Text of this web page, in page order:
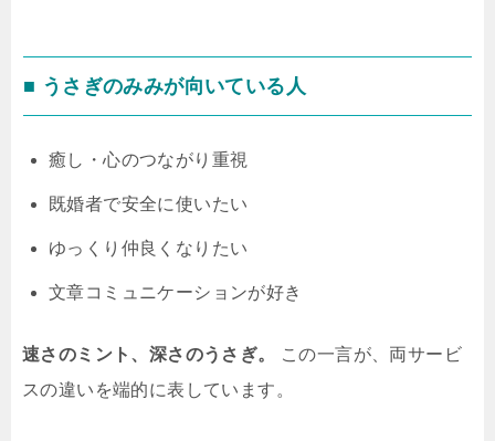
■ うさぎのみみが向いている人
癒し・心のつながり重視
既婚者で安全に使いたい
ゆっくり仲良くなりたい
文章コミュニケーションが好き
速さのミント、深さのうさぎ。
この一言が、両サービ
スの違いを端的に表しています。